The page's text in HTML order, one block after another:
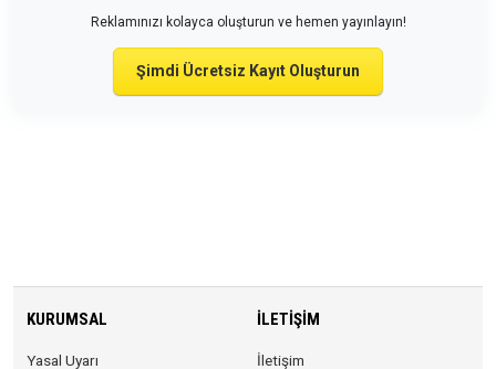
Reklamınızı kolayca oluşturun ve hemen yayınlayın!
Şimdi Ücretsiz Kayıt Oluşturun
KURUMSAL
Yasal Uyarı
İLETIŞIM
İletişim